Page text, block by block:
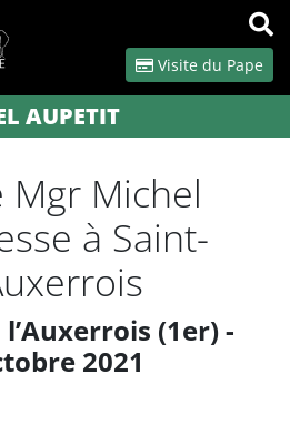
Visite du Pape
AUPETIT
Mgr Michel
à Saint-
(1er) -
2021